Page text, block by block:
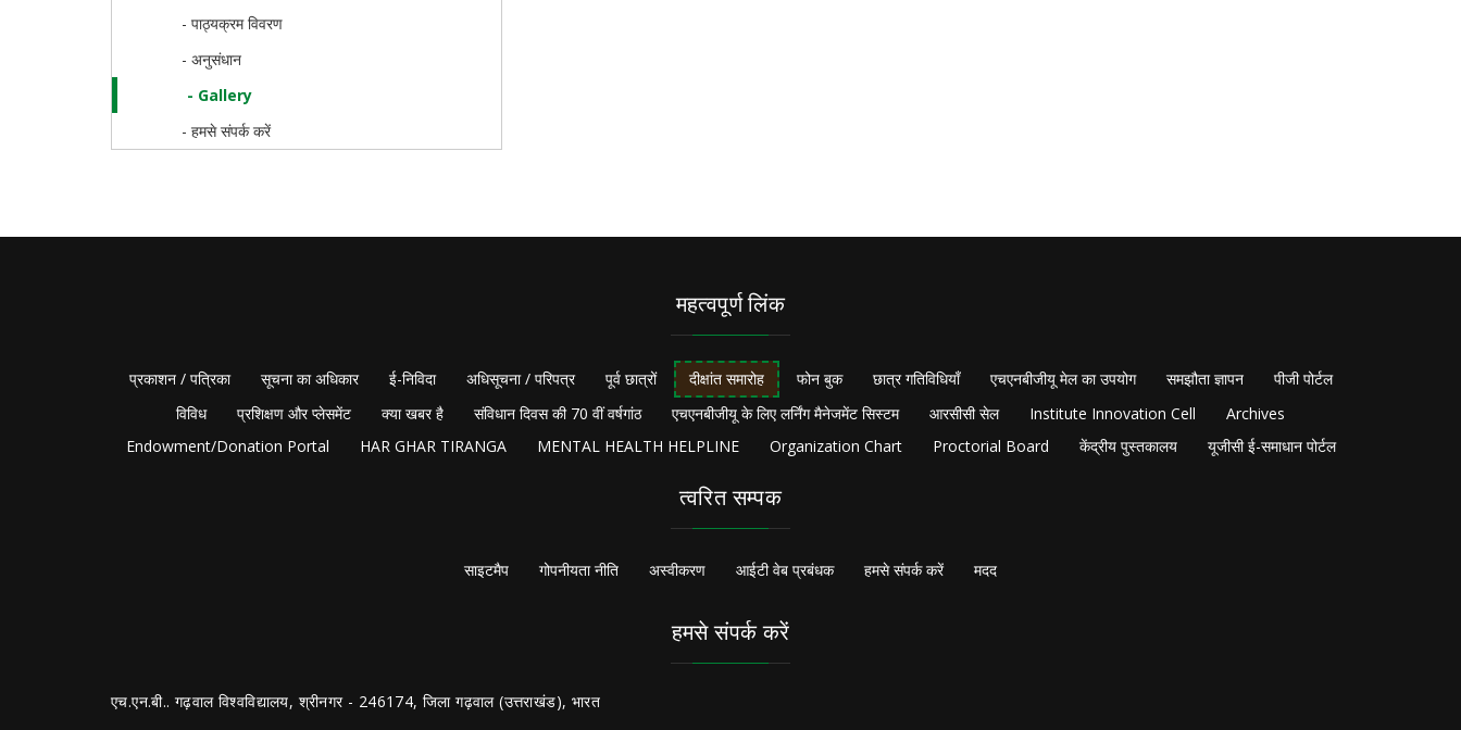
- पाठ्यक्रम विवरण
- अनुसंधान
- Gallery
- हमसे संपर्क करें
महत्वपूर्ण लिंक
प्रकाशन / पत्रिका सूचना का अधिकार ई-निविदा अधिसूचना / परिपत्र पूर्व छात्रों दीक्षांत समारोह फोन बुक छात्र गतिविधियाँ एचएनबीजीयू मेल का उपयोग समझौता ज्ञापन
पीजी पोर्टल
विविध
प्रशिक्षण और प्लेसमेंट क्या खबर है संविधान दिवस की 70 वीं वर्षगांठ एचएनबीजीयू के लिए लर्निंग मैनेजमेंट सिस्टम आरसीसी सेल Institute Innovation Cell
Archives
Endowment/Donation Portal
HAR GHAR TIRANGA MENTAL HEALTH HELPLINE Organization Chart Proctorial Board केंद्रीय पुस्तकालय यूजीसी ई-समाधान पोर्टल
त्वरित सम्पक
साइटमैप गोपनीयता नीति अस्वीकरण आईटी वेब प्रबंधक हमसे संपर्क करें मदद
हमसे संपर्क करें
एच.एन.बी.. गढ़वाल विश्वविद्यालय, श्रीनगर - 246174, जिला गढ़वाल (उत्तराखंड), भारत